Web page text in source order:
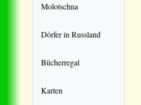
Molotschna
Dörfer in Russland
Bücherregal
Karten